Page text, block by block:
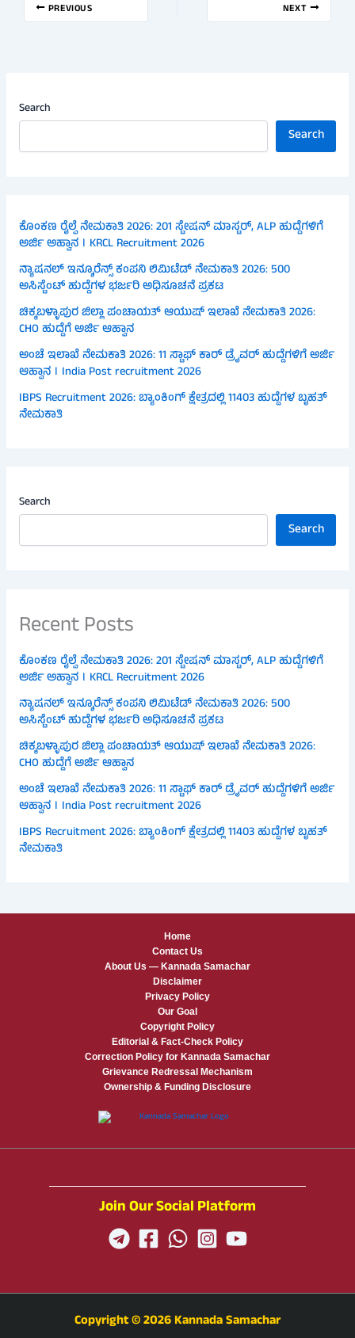
PREVIOUS NEXT
Search
Search
ಕೊಂಕಣ ರೈಲ್ವೆ ನೇಮಕಾತಿ 2026: 201 ಸ್ಟೇಷನ್ ಮಾಸ್ಟರ್, ALP ಹುದ್ದೆಗಳಿಗೆ
ಅರ್ಜಿ ಅಹ್ವಾನ । KRCL Recruitment 2026
ನ್ಯಾಷನಲ್ ಇನ್ಶೂರೆನ್ಸ್ ಕಂಪನಿ ಲಿಮಿಟೆಡ್ ನೇಮಕಾತಿ 2026: 500
ಅಸಿಸ್ಟೆಂಟ್ ಹುದ್ದೆಗಳ ಭರ್ಜರಿ ಅಧಿಸೂಚನೆ ಪ್ರಕಟ
ಚಿಕ್ಕಬಳ್ಳಾಪುರ ಜಿಲ್ಲಾ ಪಂಚಾಯತ್ ಆಯುಷ್ ಇಲಾಖೆ ನೇಮಕಾತಿ 2026:
CHO ಹುದ್ದೆಗೆ ಅರ್ಜಿ ಆಹ್ವಾನ
ಅಂಚೆ ಇಲಾಖೆ ನೇಮಕಾತಿ 2026: 11 ಸ್ಟಾಫ್ ಕಾರ್ ಡ್ರೈವರ್ ಹುದ್ದೆಗಳಿಗೆ ಅರ್ಜಿ
ಆಹ್ವಾನ । India Post recruitment 2026
IBPS Recruitment 2026: ಬ್ಯಾಂಕಿಂಗ್ ಕ್ಷೇತ್ರದಲ್ಲಿ 11403 ಹುದ್ದೆಗಳ ಬೃಹತ್
ನೇಮಕಾತಿ
Search
Search
Recent Posts
ಕೊಂಕಣ ರೈಲ್ವೆ ನೇಮಕಾತಿ 2026: 201 ಸ್ಟೇಷನ್ ಮಾಸ್ಟರ್, ALP ಹುದ್ದೆಗಳಿಗೆ
ಅರ್ಜಿ ಅಹ್ವಾನ । KRCL Recruitment 2026
ನ್ಯಾಷನಲ್ ಇನ್ಶೂರೆನ್ಸ್ ಕಂಪನಿ ಲಿಮಿಟೆಡ್ ನೇಮಕಾತಿ 2026: 500
ಅಸಿಸ್ಟೆಂಟ್ ಹುದ್ದೆಗಳ ಭರ್ಜರಿ ಅಧಿಸೂಚನೆ ಪ್ರಕಟ
ಚಿಕ್ಕಬಳ್ಳಾಪುರ ಜಿಲ್ಲಾ ಪಂಚಾಯತ್ ಆಯುಷ್ ಇಲಾಖೆ ನೇಮಕಾತಿ 2026:
CHO ಹುದ್ದೆಗೆ ಅರ್ಜಿ ಆಹ್ವಾನ
ಅಂಚೆ ಇಲಾಖೆ ನೇಮಕಾತಿ 2026: 11 ಸ್ಟಾಫ್ ಕಾರ್ ಡ್ರೈವರ್ ಹುದ್ದೆಗಳಿಗೆ ಅರ್ಜಿ
ಆಹ್ವಾನ । India Post recruitment 2026
IBPS Recruitment 2026: ಬ್ಯಾಂಕಿಂಗ್ ಕ್ಷೇತ್ರದಲ್ಲಿ 11403 ಹುದ್ದೆಗಳ ಬೃಹತ್
ನೇಮಕಾತಿ
Home
Contact Us
About Us — Kannada Samachar
Disclaimer
Privacy Policy
Our Goal
Copyright Policy
Editorial & Fact-Check Policy
Correction Policy for Kannada Samachar
Grievance Redressal Mechanism
Ownership & Funding Disclosure
Join Our Social Platform
Copyright © 2026 Kannada Samachar